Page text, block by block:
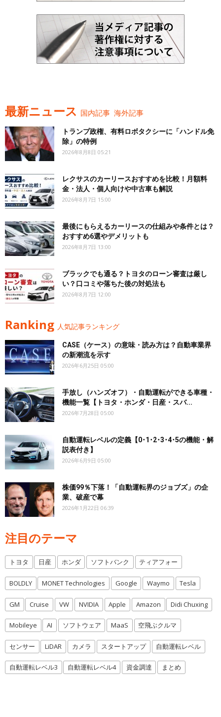
最新ニュース 国内記事 海外記事
トランプ政権、有料ロボタクシーに「ハンドル免
除」の特例
2026年8月8日 05:21
レクサスのカーリースおすすめを比較！月額料
金・法人・個人向けや中古車も解説
2026年8月7日 15:00
最後にもらえるカーリースの仕組みや条件とは？
おすすめ6選やデメリットも
2026年8月7日 13:00
ブラックでも通る？トヨタのローン審査は厳し
い？口コミや落ちた後の対処法も
2026年8月7日 12:00
Ranking 人気記事ランキング
CASE（ケース）の意味・読み方は？自動車業界
の新潮流を示す
2026年6月25日 05:00
手放し（ハンズオフ）・自動運転ができる車種・
機能一覧【トヨタ・ホンダ・日産・スバ...
2026年7月28日 05:00
自動運転レベルの定義【0･1･2･3･4･5の機能・解
説表付き】
2026年6月9日 05:00
株価99％下落！「自動運転界のジョブズ」の企
業、破産で幕
2026年1月22日 06:39
注目のテーマ
トヨタ 日産 ホンダ ソフトバンク ティアフォー
BOLDLY MONET Technologies Google Waymo Tesla
GM Cruise VW NVIDIA Apple Amazon Didi Chuxing
Mobileye AI ソフトウェア MaaS 空飛ぶクルマ
センサー LiDAR カメラ スタートアップ 自動運転レベル
自動運転レベル3 自動運転レベル4 資金調達 まとめ